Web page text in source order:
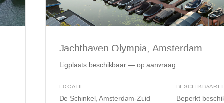
Jachthaven Olympia, Amsterdam
Ligplaats beschikbaar — op aanvraag
LOCATIE
De Schinkel, Amsterdam-Zuid Beperkt